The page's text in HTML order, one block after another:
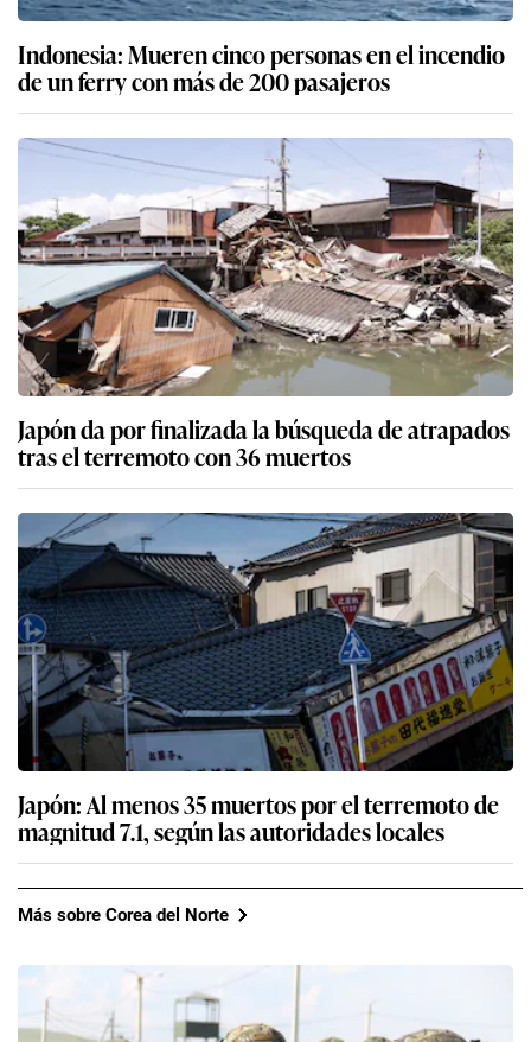
Indonesia: Mueren cinco personas en el incendio
de un ferry con más de 200 pasajeros
Japón da por finalizada la búsqueda de atrapados
tras el terremoto con 36 muertos
Japón: Al menos 35 muertos por el terremoto de
magnitud 7.1, según las autoridades locales
Más sobre Corea del Norte